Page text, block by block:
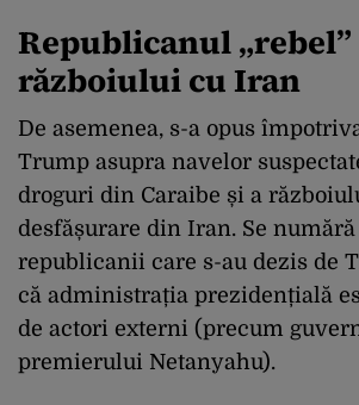
Republicanul „rebel”
războiului cu Iran
De asemenea, s-a opus
Trump asupra navelor
droguri din Caraibe și a
desfășurare din Iran. Se
republicanii care s-au dezis de
că administrația prezidențială
de actori externi (precum
premierului Netanyahu).